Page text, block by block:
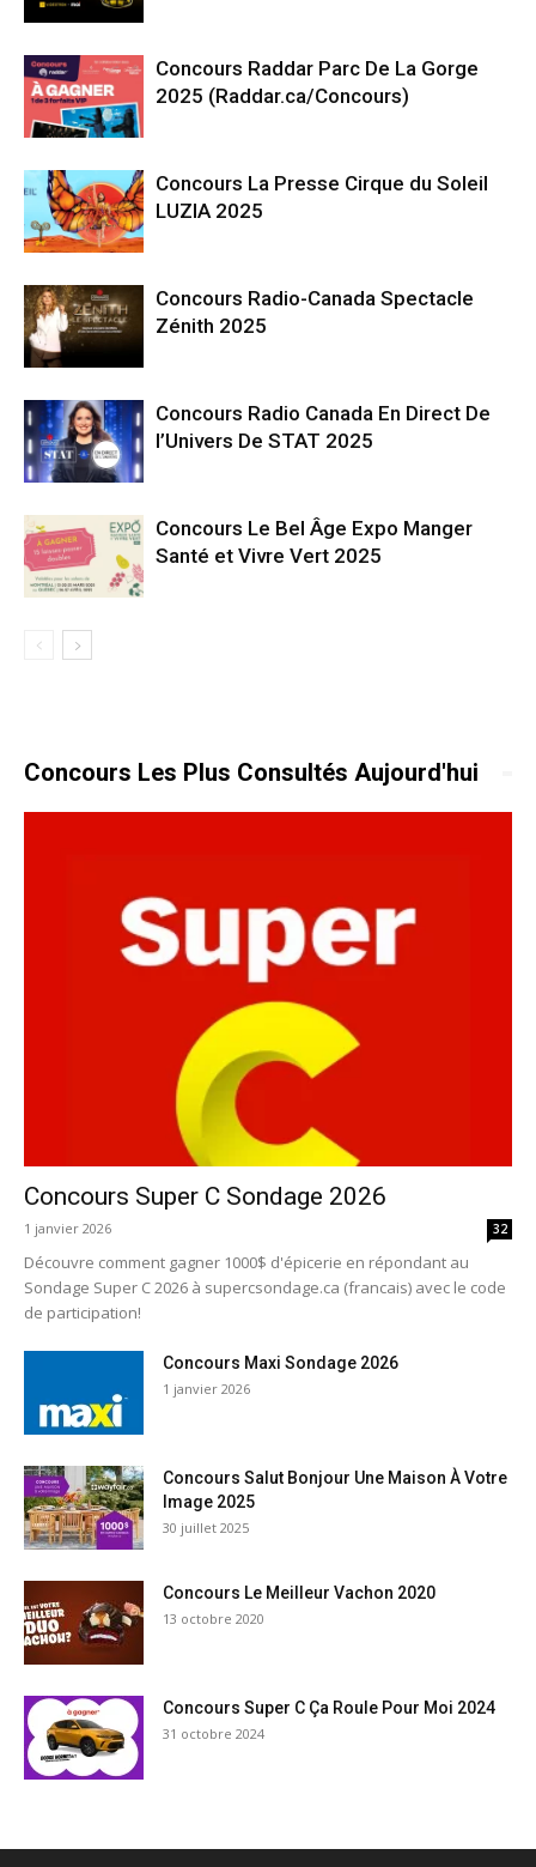
Concours Raddar Parc De La Gorge
2025 (Raddar.ca/Concours)
Concours La Presse Cirque du Soleil
LUZIA 2025
Concours Radio-Canada Spectacle
Zénith 2025
Concours Radio Canada En Direct De
l’Univers De STAT 2025
Concours Le Bel Âge Expo Manger
Santé et Vivre Vert 2025
Concours Les Plus Consultés Aujourd'hui
Concours Super C Sondage 2026
1 janvier 2026 32
Découvre comment gagner 1000$ d'épicerie en répondant au
Sondage Super C 2026 à supercsondage.ca (francais) avec le code
de participation!
Concours Maxi Sondage 2026
1 janvier 2026
Concours Salut Bonjour Une Maison À Votre
Image 2025
30 juillet 2025
Concours Le Meilleur Vachon 2020
13 octobre 2020
Concours Super C Ça Roule Pour Moi 2024
31 octobre 2024